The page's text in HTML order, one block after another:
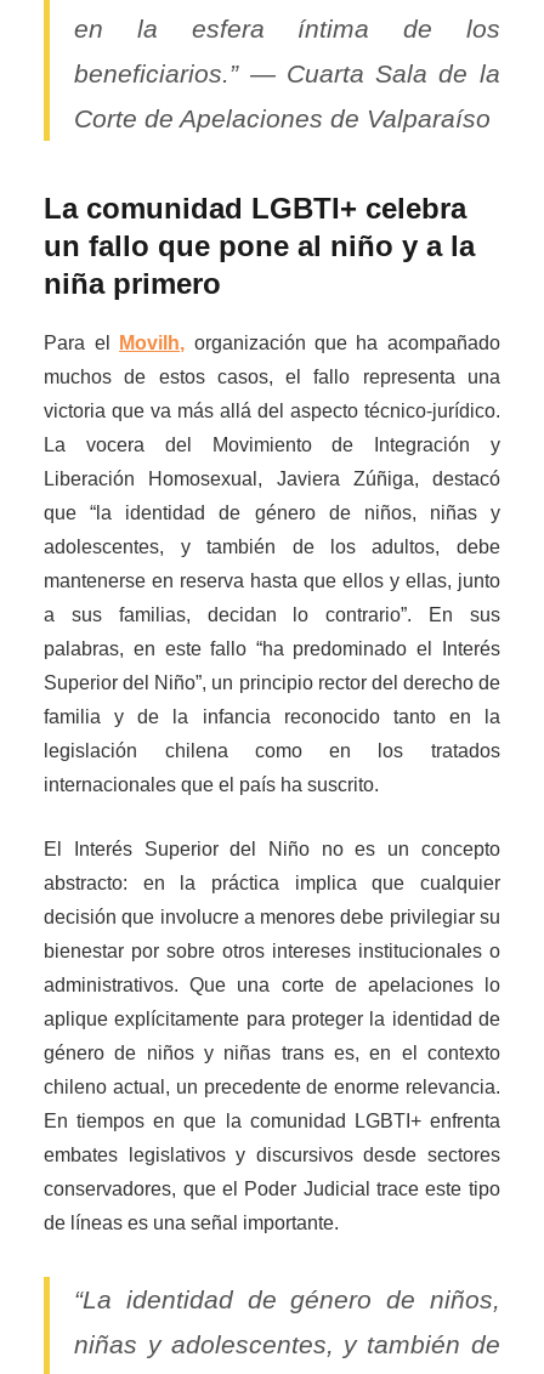
en la esfera íntima de los
beneficiarios.” — Cuarta Sala de la
Corte de Apelaciones de Valparaíso
La comunidad LGBTI+ celebra
un fallo que pone al niño y a la
niña primero
Para el Movilh, organización que ha acompañado
muchos de estos casos, el fallo representa una
victoria que va más allá del aspecto técnico-jurídico.
La vocera del Movimiento de Integración y
Liberación Homosexual, Javiera Zúñiga, destacó
que “la identidad de género de niños, niñas y
adolescentes, y también de los adultos, debe
mantenerse en reserva hasta que ellos y ellas, junto
a sus familias, decidan lo contrario”. En sus
palabras, en este fallo “ha predominado el Interés
Superior del Niño”, un principio rector del derecho de
familia y de la infancia reconocido tanto en la
legislación chilena como en los tratados
internacionales que el país ha suscrito.
El Interés Superior del Niño no es un concepto
abstracto: en la práctica implica que cualquier
decisión que involucre a menores debe privilegiar su
bienestar por sobre otros intereses institucionales o
administrativos. Que una corte de apelaciones lo
aplique explícitamente para proteger la identidad de
género de niños y niñas trans es, en el contexto
chileno actual, un precedente de enorme relevancia.
En tiempos en que la comunidad LGBTI+ enfrenta
embates legislativos y discursivos desde sectores
conservadores, que el Poder Judicial trace este tipo
de líneas es una señal importante.
“La identidad de género de niños,
niñas y adolescentes, y también de